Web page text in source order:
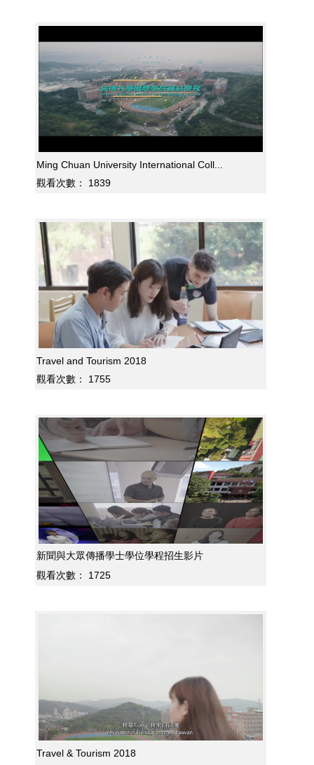
Ming Chuan University International Coll...
觀看次數：
1839
Travel and Tourism 2018
觀看次數：
1755
新聞與大眾傳播學士學位學程招生影片
觀看次數：
1725
Travel & Tourism 2018